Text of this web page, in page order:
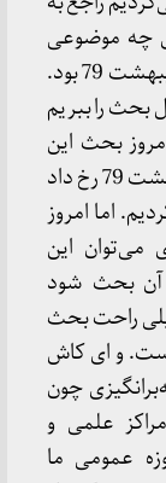
چه موضوعی
متمرکز کنیم؟ این بحث در فروردین و اردیبهشت 79 بود.
را ببریم
بحث این
جلسه ما است، اما با حوادثی که در اردیبهشت 79 رخ داد
اما امروز
این
آن بحث شود
راحت بحث
و ای کاش
چون
علمی و
عمومی ما